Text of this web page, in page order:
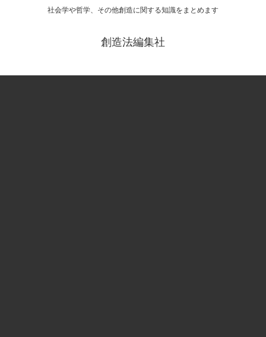
社会学や哲学、その他創造に関する知識をまとめます
創造法編集社